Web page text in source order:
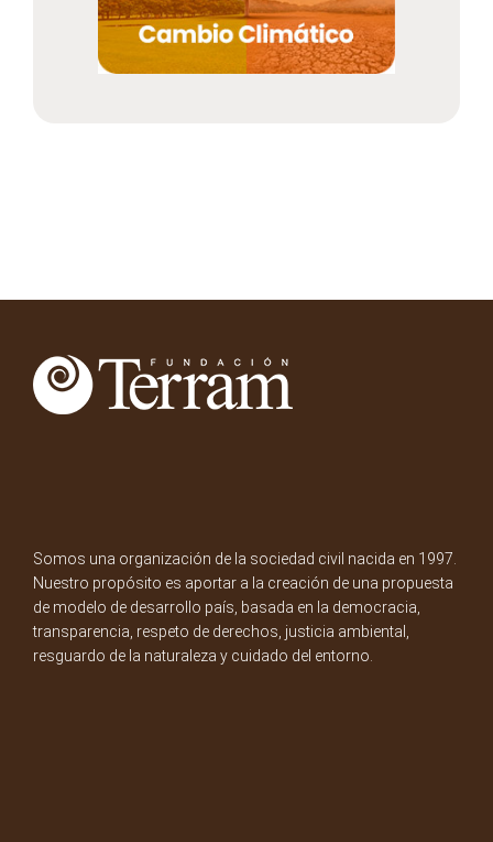
Somos una organización de la sociedad civil nacida en 1997.
Nuestro propósito es aportar a la creación de una propuesta
de modelo de desarrollo país, basada en la democracia,
transparencia, respeto de derechos, justicia ambiental,
resguardo de la naturaleza y cuidado del entorno.